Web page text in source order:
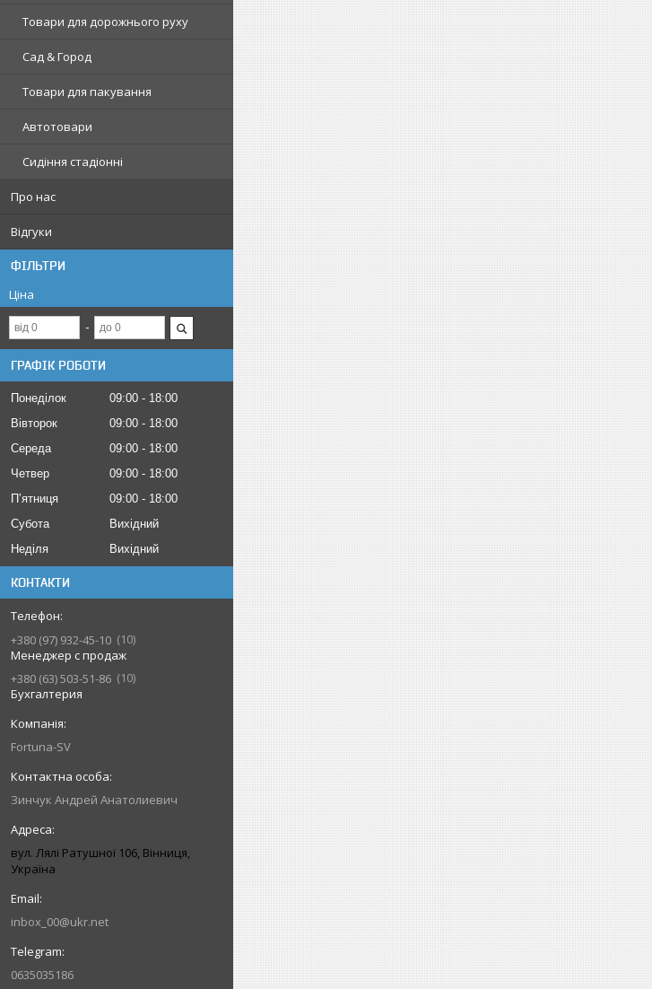
Товари для дорожнього руху
Сад & Город
Товари для пакування
Автотовари
Сидіння стадіонні
Про нас
Відгуки
ФІЛЬТРИ
Ціна
ГРАФІК РОБОТИ
Понеділок 09:00
18:00
Вівторок
09:00
18:00
Середа
09:00
18:00
Четвер
09:00
18:00
Пʼятниця
09:00
18:00
Субота
Вихідний
Неділя
Вихідний
КОНТАКТИ
+380 (97) 932-45-10
10
Менеджер с продаж
+380 (63) 503-51-86
10
Бухгалтерия
Fortuna-SV
Зинчук Андрей Анатолиевич
вул. Лялі Ратушної 106, Вінниця,
Україна
inbox_00@ukr.net
0635035186